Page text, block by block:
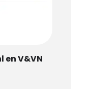
en V&VN